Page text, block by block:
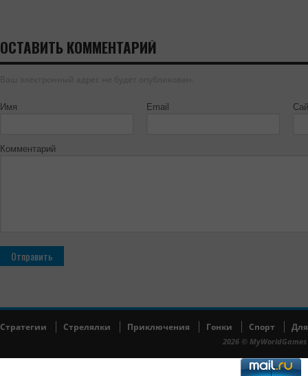
ОСТАВИТЬ КОММЕНТАРИЙ
Ваш электронный адрес не будет опубликован.
Имя Email
Комментарий
Cтратегии Cтрелялки Приключения Гонки Спорт
2026 ©